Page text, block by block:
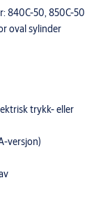
840C-50, 850C-50
oval sylinder
trykk- eller
versjon)